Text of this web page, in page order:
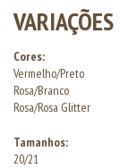
VARIAÇÕES
Cores:
Vermelho/Preto
Rosa/Branco
Rosa/Rosa Glitter
Tamanhos:
20/21